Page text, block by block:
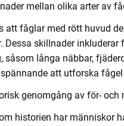
mellan olika arter av
att fåglar med rött huvud
Dessa skillnader
såsom långa näbbar,
att utforska
genomgång av för-
historien har människor